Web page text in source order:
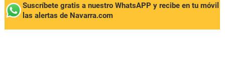
Suscríbete gratis a nuestro WhatsAPP y recibe en tu móvil
las alertas de Navarra.com